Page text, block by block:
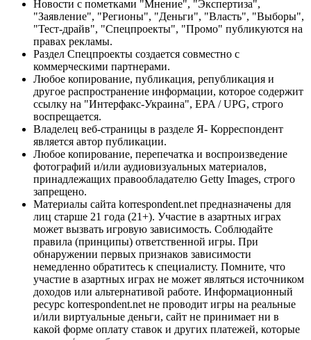
Новости с пометками "Мнение", "Экспертиза",
"Заявление", "Регионы", "Деньги", "Власть", "Выборы",
"Тест-драйв", "Спецпроекты", "Промо" публикуются на
правах рекламы.
Раздел Спецпроекты создается совместно с
коммерческими партнерами.
Любое копирование, публикация, републикация и
другое распространение информации, которое содержит
ссылку на "Интерфакс-Украина", EPA / UPG, строго
воспрещается.
Владелец веб-страницы в разделе Я- Корреспондент
является автор публикации.
Любое копирование, перепечатка и воспроизведение
фотографий и/или аудиовизуальных материалов,
принадлежащих правообладателю Getty Images, строго
запрещено.
Материалы сайта korrespondent.net предназначены для
лиц старше 21 года (21+). Участие в азартных играх
может вызвать игровую зависимость. Соблюдайте
правила (принципы) ответственной игры. При
обнаружении первых признаков зависимости
немедленно обратитесь к специалисту. Помните, что
участие в азартных играх не может являться источником
доходов или альтернативой работе. Информационный
ресурс korrespondent.net не проводит игры на реальные
и/или виртуальные деньги, сайт не принимает ни в
какой форме оплату ставок и других платежей, которые